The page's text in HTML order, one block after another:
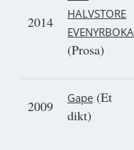
2014
HALVSTORE
EVENYRBOKA
(Prosa)
2009 Gape (Et
dikt)